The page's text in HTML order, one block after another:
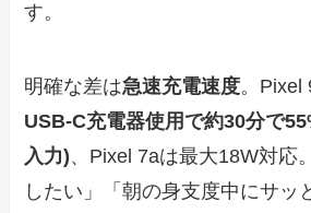
す。
明確な差は急速充電速度。Pixel
USB-C充電器使用で約30分で
入力)、Pixel 7aは最大18W対応
したい」「朝の身支度中にサッ